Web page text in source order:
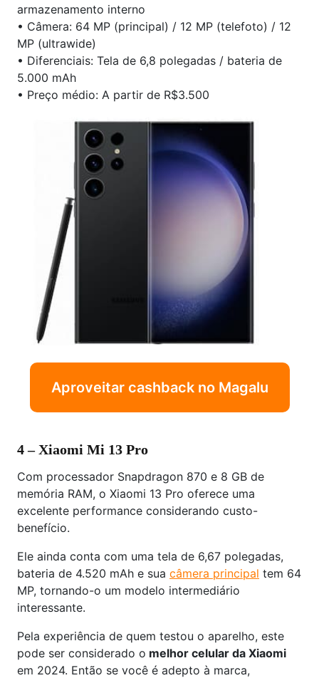
armazenamento interno
• Câmera: 64 MP (principal) / 12 MP (telefoto) / 12
MP (ultrawide)
• Diferenciais: Tela de 6,8 polegadas / bateria de
5.000 mAh
• Preço médio: A partir de R$3.500
Aproveitar cashback no Magalu
4 – Xiaomi Mi 13 Pro
Com processador Snapdragon 870 e 8 GB de
memória RAM, o Xiaomi 13 Pro oferece uma
excelente performance considerando custo-
benefício.
Ele ainda conta com uma tela de 6,67 polegadas,
bateria de 4.520 mAh e sua câmera principal tem 64
MP, tornando-o um modelo intermediário
interessante.
Pela experiência de quem testou o aparelho, este
pode ser considerado o melhor celular da Xiaomi
em 2024. Então se você é adepto à marca,